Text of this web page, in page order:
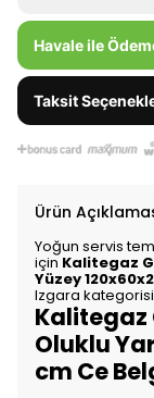
Havale ile
Taksit
Ürün
Yoğun servis
için Kalitegaz
Yüzey
Izgara
Kalitegaz
Oluklu
cm Ce